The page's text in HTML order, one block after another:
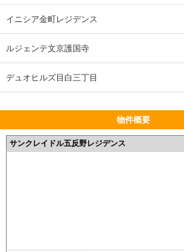
イニシア金町レジデンス
ルジェンテ文京護国寺
デュオヒルズ目白三丁目
物件概要
サンクレイドル五反野レジデンス